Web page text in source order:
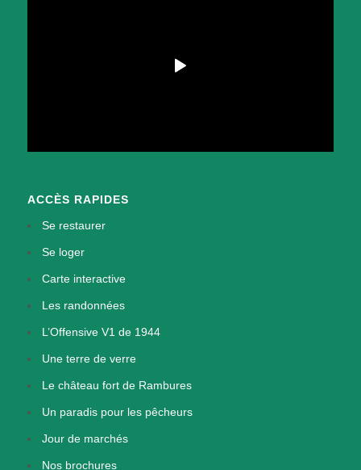
ACCÈS RAPIDES
Se restaurer
Se loger
Carte interactive
Les randonnées
L’Offensive V1 de 1944
Une terre de verre
Le château fort de Rambures
Un paradis pour les pêcheurs
Jour de marchés
Nos brochures